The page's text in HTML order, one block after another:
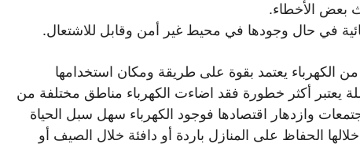
بعض الأخطاء.
في حال وجودها في محيط غير أمن وقابل للاشتعال.
الكهرباء يعتمد بقوة على طريقة ومكان استخدامها
يعتبر أكثر خطورة فقد اضاءت الكهرباء مناطق مختلفة من
وازدهار اقتصادها فوجود الكهرباء سهل سبل الحياة
الحفاظ على المنازل باردة أو دافئة خلال الصيف أو